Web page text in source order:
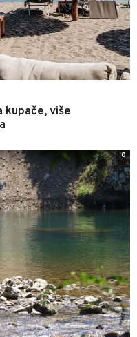
kupače, više
0